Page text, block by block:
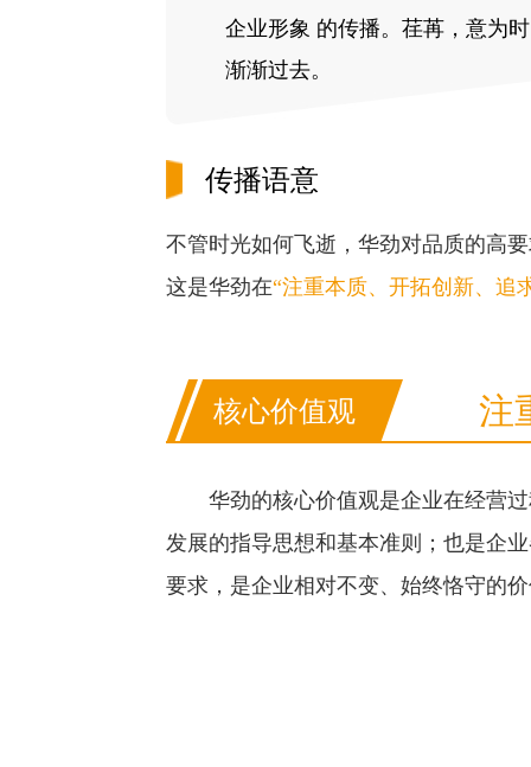
企业形象 的传播。荏苒，意为
渐渐过去。
传播语意
不管时光如何飞逝，华劲对品质的高
这是华劲在“注重本质、开拓创新、追
核心价值观 注
华劲的核心价值观是企业在经营
发展的指导思想和基本准则；也是企
要求，是企业相对不变、始终恪守的